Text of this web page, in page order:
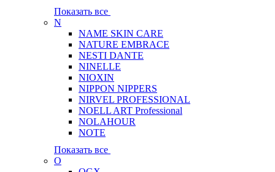
Показать все
N
NAME SKIN CARE
NATURE EMBRACE
NESTI DANTE
NINELLE
NIOXIN
NIPPON NIPPERS
NIRVEL PROFESSIONAL
NOELL ART Professional
NOLAHOUR
NOTE
Показать все
O